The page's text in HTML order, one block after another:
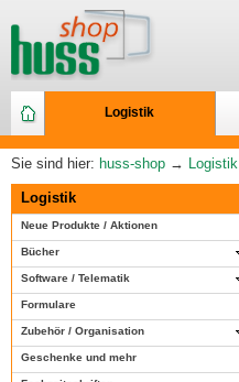
Logistik
Sie sind hier: huss-shop → Logistik
Logistik
Neue Produkte / Aktionen
Bücher
Software / Telematik
Formulare
Zubehör / Organisation
Geschenke und mehr